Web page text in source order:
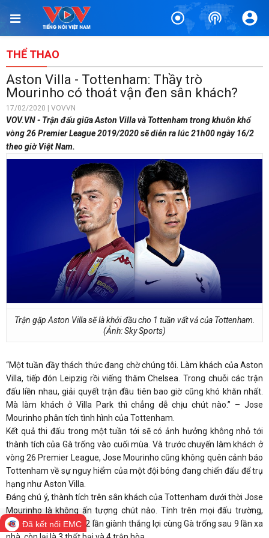
THỂ THAO
Aston Villa - Tottenham: Thầy trò
Mourinho có thoát vận đen sân khách?
17/02/2020 | VOVVN
VOV.VN - Trận đấu giữa Aston Villa và Tottenham trong khuôn khổ
vòng 26 Premier League 2019/2020 sẽ diễn ra lúc 21h00 ngày 16/2
theo giờ Việt Nam.
Trận gặp Aston Villa sẽ là khởi đầu cho 1 tuần vất vả của Tottenham.
(Ảnh: Sky Sports)
“Một tuần đầy thách thức đang chờ chúng tôi. Làm khách của Aston
Villa, tiếp đón Leipzig rồi viếng thăm Chelsea. Trong chuỗi các trận
đấu liền nhau, giải quyết trận đầu tiên bao giờ cũng khó khăn nhất.
Mà làm khách ở Villa Park thì chẳng dễ chịu chút nào.” – Jose
Mourinho phân tích tình hình của Tottenham.
Kết quả thi đấu trong một tuần tới sẽ có ảnh hưởng không nhỏ tới
thành tích của Gà trống vào cuối mùa. Và trước chuyến làm khách ở
vòng 26 Premier League, Jose Mourinho cũng không quên cảnh báo
Tottenham về sự nguy hiểm của một đội bóng đang chiến đấu để trụ
hạng như Aston Villa.
Đáng chú ý, thành tích trên sân khách của Tottenham dưới thời Jose
Mourinho là không ấn tượng chút nào. Tính trên mọi đấu trường,
Người đặc biệt chỉ có 2 lần giành thắng lợi cùng Gà trống sau 9 lần xa
Đã kết nối EMC